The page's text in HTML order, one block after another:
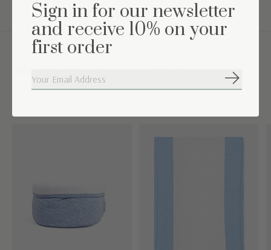
Maak de set compleet
Sign in for our newsletter
and receive 10% on your
first order
Abonneer